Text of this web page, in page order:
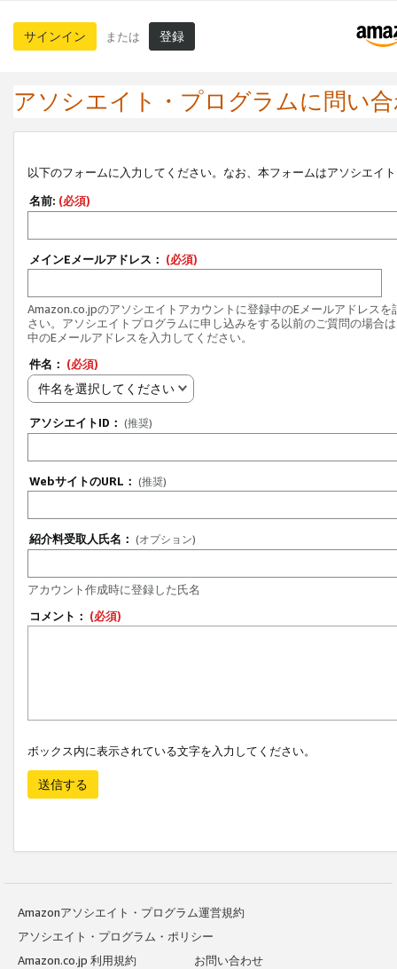
サインイン または 登録
アソシエイト・プログラムに問い
以下のフォームに入力してください。なお、本フォームはアソシエイ
名前: (必須)
メインEメールアドレス： (必須)
Amazon.co.jpのアソシエイトアカウントに登録中のEメールアドレスを
さい。アソシエイトプログラムに申し込みをする以前のご質問の場合
中のEメールアドレスを入力してください。
件名： (必須)
件名を選択してください
アソシエイトID： (推奨)
WebサイトのURL： (推奨)
紹介料受取人氏名： (オプション)
アカウント作成時に登録した氏名
コメント： (必須)
ボックス内に表示されている文字を入力してください。
送信する
Amazonアソシエイト・プログラム運営規約
アソシエイト・プログラム・ポリシー
Amazon.co.jp 利用規約
お問い合わせ